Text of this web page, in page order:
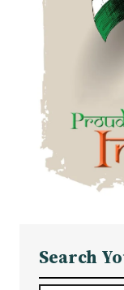
Search